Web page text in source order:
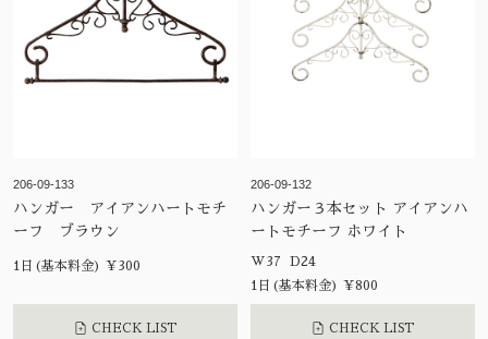
206-09-133
ハンガー アイアンハートモチ
ーフ ブラウン
1日(基本料金) ¥300
CHECK LIST
206-09-132
ハンガー３本セット アイアンハ
ートモチーフ ホワイト
W37 D24
1日(基本料金) ¥800
CHECK LIST